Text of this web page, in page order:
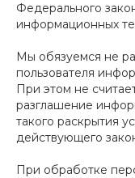
Федерального
информационных
Мы обязуемся не
пользователя
При этом не
разглашение
такого раскрытия
действующего
При обработке